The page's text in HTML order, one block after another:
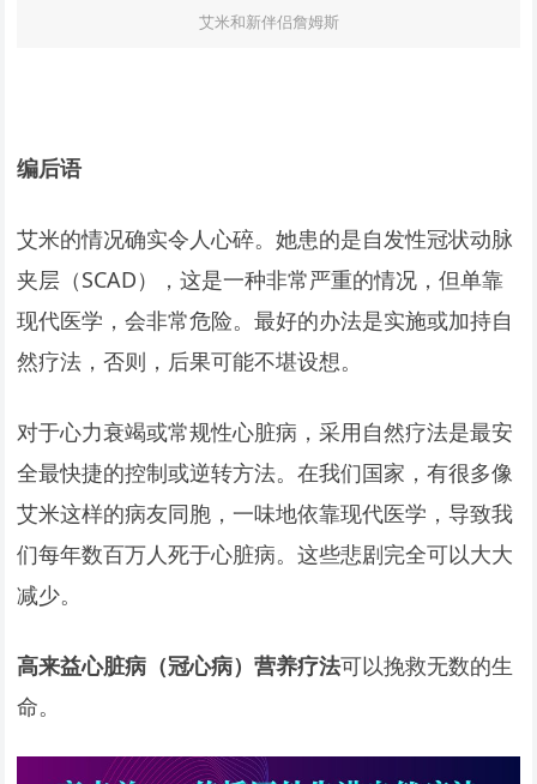
艾米和新伴侣詹姆斯
编后语
艾米的情况确实令人心碎。她患的是自发性冠状动脉
夹层（SCAD），这是一种非常严重的情况，但单靠
现代医学，会非常危险。最好的办法是实施或加持自
然疗法，否则，后果可能不堪设想。
对于心力衰竭或常规性心脏病，采用自然疗法是最安
全最快捷的控制或逆转方法。在我们国家，有很多像
艾米这样的病友同胞，一味地依靠现代医学，导致我
们每年数百万人死于心脏病。这些悲剧完全可以大大
减少。
高来益心脏病（冠心病）营养疗法可以挽救无数的生
命。